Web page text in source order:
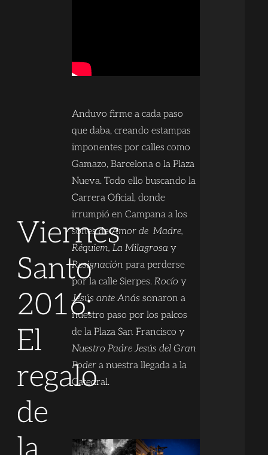
Viernes
Santo
2016:
El
regalo
de
Anduvo firme a cada paso
que daba, creando estampas
imponentes por calles como
Gamazo, Barcelona o la Plaza
Nueva. Todo ello buscando la
Carrera Oficial, donde
irrumpió en Campana a los
sones deAmor de Madre,
Réquiem, La Milagrosa y
Resignación para perderse
por la calle Sierpes.Rocío y
Jesús ante Anás sonaron a
nuestro paso por los palcos
de la Plaza San Francisco y
Nuestro Padre Jesús del Gran
Poder a nuestra llegada a la
Catedral.